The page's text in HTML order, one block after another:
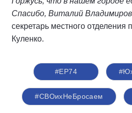
Спасибо, Виталий
секретарь местного отделения
Куленко.
#ЕР74
#СВОихНеБросаем